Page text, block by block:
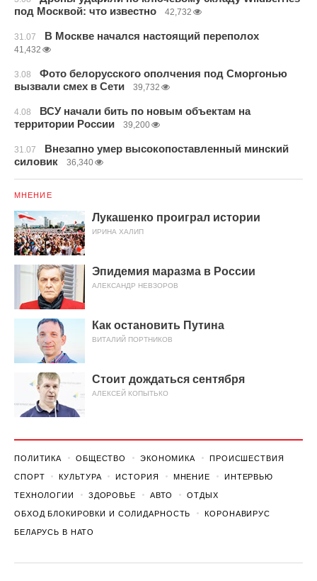
под Москвой: что известно
42,732
31.07 В Москве начался настоящий переполох
41,432
3.08
Фото белорусского ополчения под Сморгонью
вызвали смех в Сети
39,732
4.08
ВСУ начали бить по новым объектам на
территории России
39,200
31.07
Внезапно умер высокопоставленный минский
силовик
36,340
МНЕНИЕ
Лукашенко проиграл истории
ИРИНА ХАЛИП
Эпидемия маразма в России
АЛЕКСАНДР НЕВЗОРОВ
Как остановить Путина
ВИТАЛИЙ ПОРТНИКОВ
Стоит дождаться сентября
АЛЕКСЕЙ КОПЫТЬКО
ПОЛИТИКА ОБЩЕСТВО ЭКОНОМИКА ПРОИСШЕСТВИЯ
СПОРТ КУЛЬТУРА ИСТОРИЯ МНЕНИЕ ИНТЕРВЬЮ
ТЕХНОЛОГИИ ЗДОРОВЬЕ АВТО ОТДЫХ
ОБХОД БЛОКИРОВКИ И СОЛИДАРНОСТЬ КОРОНАВИРУС
БЕЛАРУСЬ В НАТО